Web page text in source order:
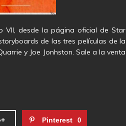
VII, desde la página oficial de Star
de las tres películas de la
y Joe Jonhston. Sale a la venta
Pinterest 0